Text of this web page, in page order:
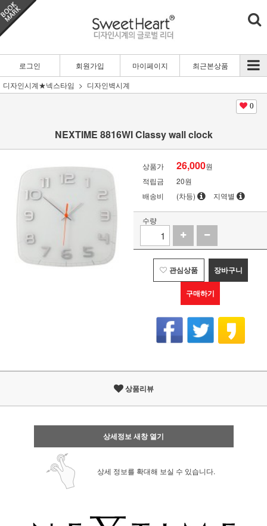
로그인 회원가입 마이페이지
최근본상품
디자인시계★넥스타임
디자인벽시계
0
NEXTIME 8816WI Classy wall clock
상품가 26,000원
적립금
20원
배송비
(차등) 지역별
수량
관심상품 장바구니
구매하기
상품리뷰
상세정보 새창 열기
상세 정보를 확대해 보실 수 있습니다.